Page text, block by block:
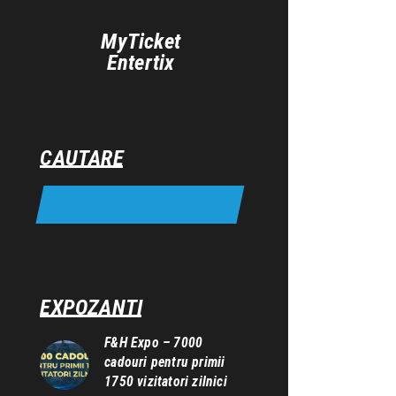
MyTicket
Entertix
CAUTARE
EXPOZANTI
F&H Expo – 7000
cadouri pentru primii
1750 vizitatori zilnici